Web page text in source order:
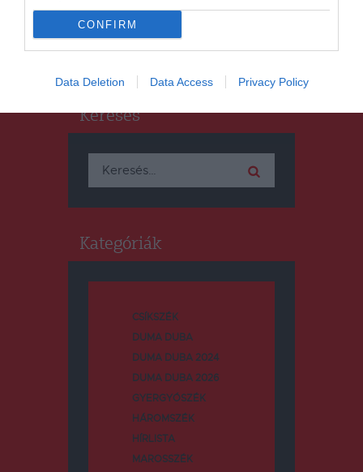
CONFIRM
Data Deletion Data Access Privacy Policy
Keresés
Keresés:
Kategóriák
CSÍKSZÉK
DUMA DUBA
DUMA DUBA 2024
DUMA DUBA 2026
GYERGYÓSZÉK
HÁROMSZÉK
HÍRLISTA
MAROSSZÉK